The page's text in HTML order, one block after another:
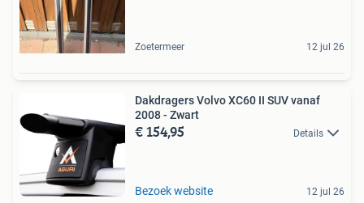
Zoetermeer 12 jul 26
Dakdragers Volvo XC60 II SUV vanaf
2008 - Zwart
€ 154,95 Details
Bezoek website 12 jul 26